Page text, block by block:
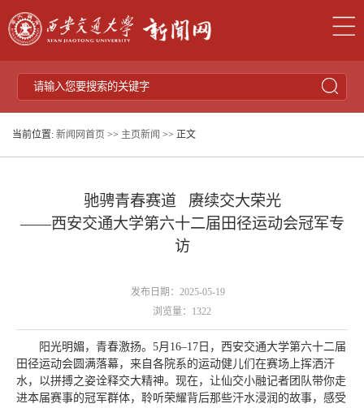
当前位置: 新闻网首页 >> 主页新闻 >> 正文
驰骋青春赛道 赓续交大荣光
——西安交通大学第六十二届田径运动会冠军专
访
发布日期：2025-05-19
浏览量： 1322
阳光明媚，青春激扬。5月16–17日，西安交通大学第六十二届
田径运动会圆满落幕，来自各院系的运动健儿们在赛场上挥洒汗
水，以拼搏之姿诠释交大精神。现在，让仙交小融记者团队带你走
进本届赛事的冠军群体，聆听荣耀背后那些汗水浸润的故事，感受